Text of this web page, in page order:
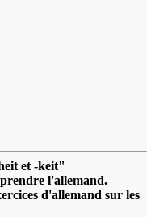
et -keit"
l'allemand.
d'allemand sur les